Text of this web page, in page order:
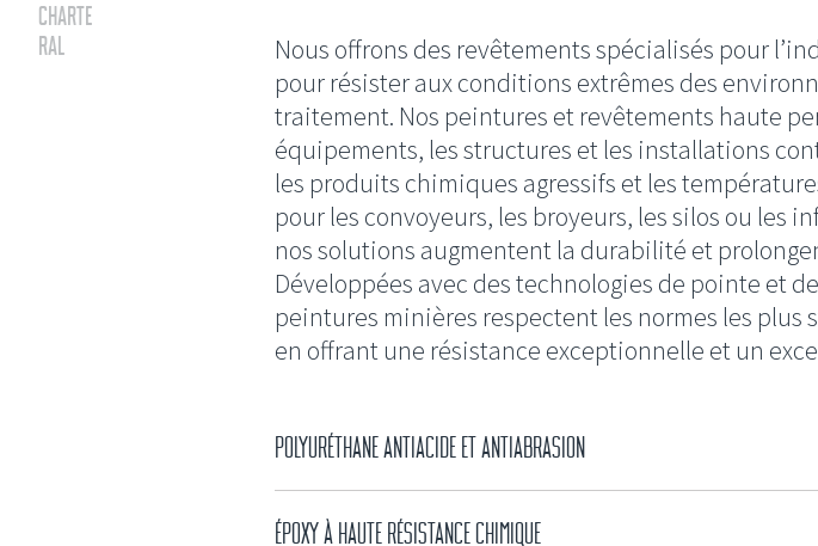
CHARTE
RAL
Nous offrons des revêtements spécialisés pour
pour résister aux conditions extrêmes des
traitement. Nos peintures et revêtements haute
équipements, les structures et les installations
les produits chimiques agressifs et les
pour les convoyeurs, les broyeurs, les silos ou les
nos solutions augmentent la durabilité et
Développées avec des technologies de pointe et
peintures minières respectent les normes les plus
en offrant une résistance exceptionnelle et un
POLYURÉTHANE ANTIACIDE ET ANTIABRASION
ÉPOXY À HAUTE RÉSISTANCE CHIMIQUE